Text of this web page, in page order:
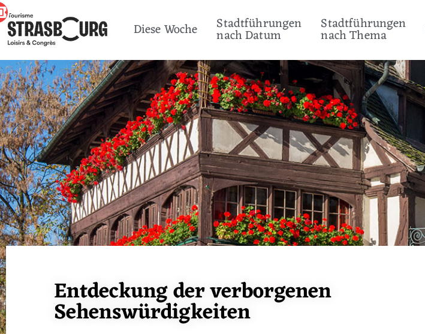
Diese Woche Stadtführungen
nach Datum
Stadtführungen
nach Thema
Entdeckung der verborgenen
Sehenswürdigkeiten